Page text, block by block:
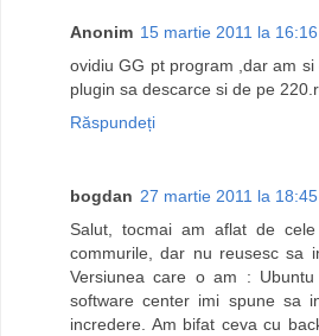
Anonim 15 martie 2011 la 16:16
ovidiu GG pt program ,dar am
plugin sa descarce si de pe
Răspundeți
bogdan 27 martie 2011 la 18:45
Salut, tocmai am aflat de
commurile, dar nu reusesc sa
Versiunea care o am : Ubuntu
software center imi spune sa
incredere. Am bifat ceva cu